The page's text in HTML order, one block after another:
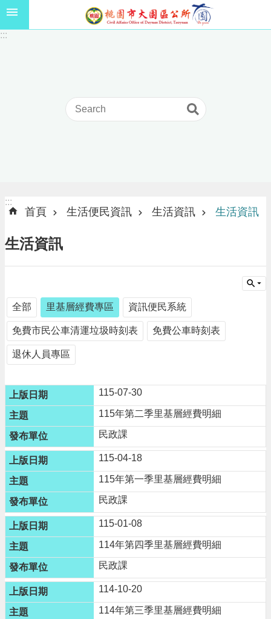
跳到主要內容區塊
1
獎
學
線
機
場
回
饋
金
療
保
健
費
線
上
申
請
市
民
卡
進
階
搜
尋
:::
:::
:::
首頁 生活便民資訊 生活資訊 生活資訊
生活資訊
全部 里基層經費專區 資訊便民系統
免費市民公車清運垃圾時刻表 免費公車時刻表
退休人員專區
115-07-30
115年第二季里基層經費明細
民政課
115-04-18
115年第一季里基層經費明細
民政課
115-01-08
114年第四季里基層經費明細
民政課
114-10-20
114年第三季里基層經費明細